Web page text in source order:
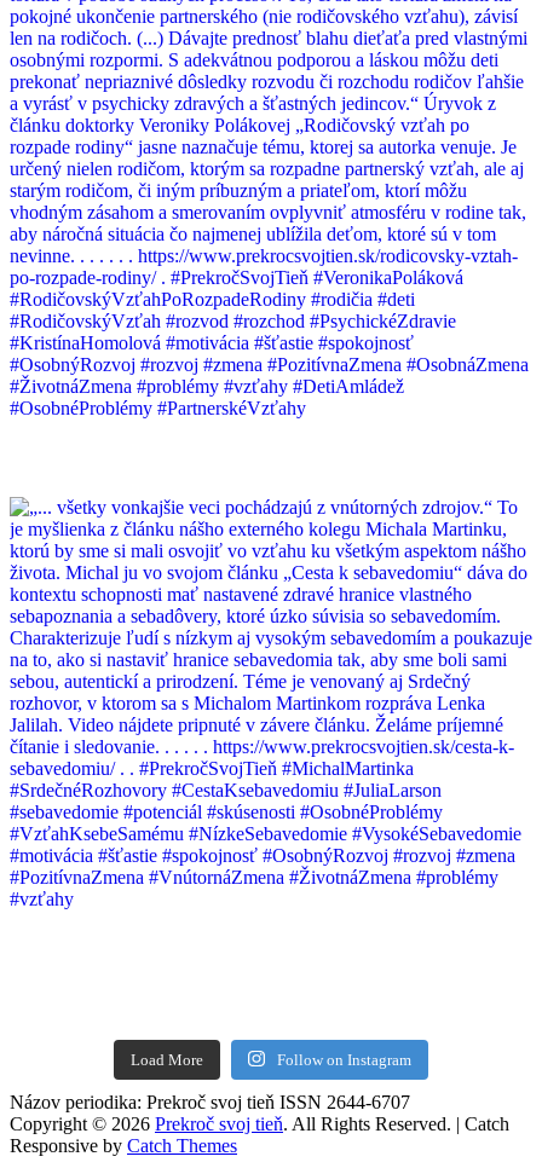
Load More Follow on Instagram
Názov periodika: Prekroč svoj tieň ISSN 2644-6707
Copyright © 2026 Prekroč svoj tieň. All Rights Reserved. | Catch
Responsive by Catch Themes